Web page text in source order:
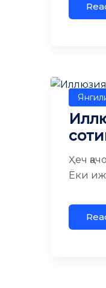
Ҳеч
Ёки